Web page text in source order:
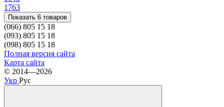
1763
Показать 6 товаров
(066) 805 15 18
(093) 805 15 18
(098) 805 15 18
Полная версия сайта
Карта сайта
© 2014—2026
Укр Рус